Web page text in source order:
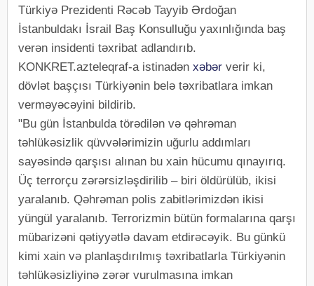
Türkiyə Prezidenti Rəcəb Tayyib Ərdoğan
İstanbuldakı İsrail Baş Konsulluğu yaxınlığında baş
verən insidenti təxribat adlandırıb.
KONKRET.azteleqraf-a istinadən xəbər verir ki,
dövlət başçısı Türkiyənin belə təxribatlara imkan
verməyəcəyini bildirib.
"Bu gün İstanbulda törədilən və qəhrəman
təhlükəsizlik qüvvələrimizin uğurlu addımları
sayəsində qarşısı alınan bu xain hücumu qınayırıq.
Üç terrorçu zərərsizləşdirilib – biri öldürülüb, ikisi
yaralanıb. Qəhrəman polis zabitlərimizdən ikisi
yüngül yaralanıb. Terrorizmin bütün formalarına qarşı
mübarizəni qətiyyətlə davam etdirəcəyik. Bu günkü
kimi xain və planlaşdırılmış təxribatlarla Türkiyənin
təhlükəsizliyinə zərər vurulmasına imkan